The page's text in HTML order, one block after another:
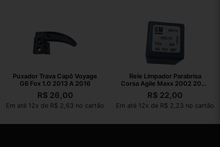
Puxador Trava Capô Voyage
G6 Fox 1.0 2013 A 2016
R$26,00
Em até 12x de R$ 2,63 no cartão
Rele Limpador Parabrisa
Corsa Agile Maxx 2002 2003
A 2010
R$ 22,00
Em até 12x de R$ 2,23 no cartão